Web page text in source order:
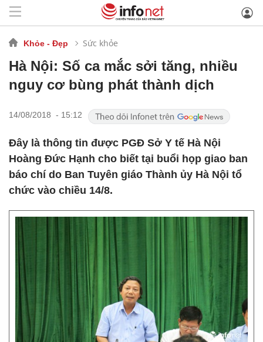
Khỏe - Đẹp Sức khỏe
Hà Nội: Số ca mắc sởi tăng, nhiều
nguy cơ bùng phát thành dịch
14/08/2018 - 15:12
Đây là thông tin được PGĐ Sở Y tế Hà Nội
Hoàng Đức Hạnh cho biết tại buổi họp giao ban
báo chí do Ban Tuyên giáo Thành ủy Hà Nội tổ
chức vào chiều 14/8.